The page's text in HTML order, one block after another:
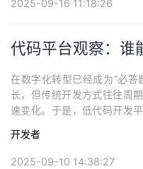
2025-09-16 11:18:26
代码平台观察：谁
在数字化转型已经成为“必答
长，但传统开发方式往往周
速变化。于是，低代码开发
降低成本、人人可用”。那问
现落地，而不是停留在概念
开发者
2025-09-10 14:38:27